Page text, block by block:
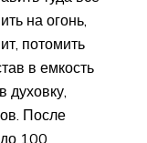
на огонь,
потомить
в емкость
духовку,
После
100